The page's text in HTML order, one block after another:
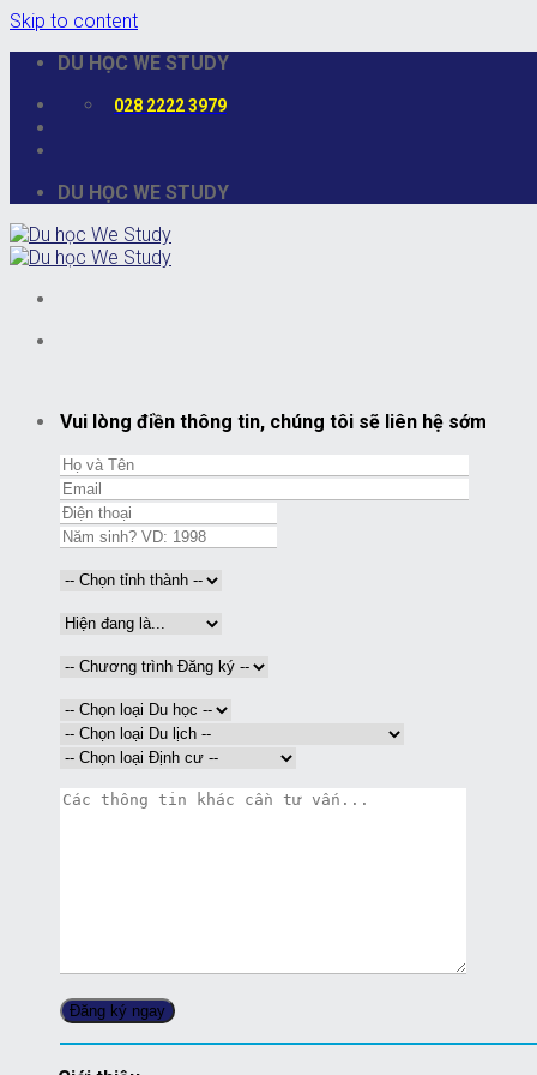
Skip to content
DU HỌC WE STUDY
028 2222 3979
DU HỌC WE STUDY
Vui lòng điền thông tin, chúng tôi sẽ liên hệ sớm